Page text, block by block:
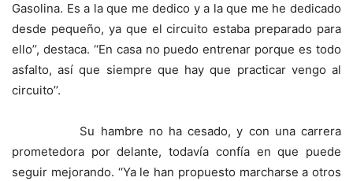
Gasolina. Es a la que me dedico y a la que me he dedicado
desde pequeño, ya que el circuito estaba preparado para
ello’’, destaca. ‘‘En casa no puedo entrenar porque es todo
asfalto, así que siempre que hay que practicar vengo al
circuito’’.
Su hambre no ha cesado, y con una carrera
prometedora por delante, todavía confía en que puede
seguir mejorando. ‘‘Ya le han propuesto marcharse a otros